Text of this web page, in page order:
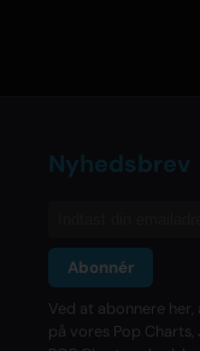
Nyhedsbrev
Abonnér
Ved at abonnere
på vores Pop Charts,